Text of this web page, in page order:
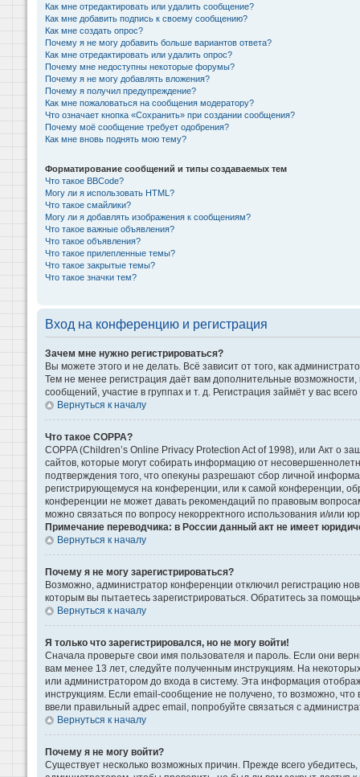
Как мне отредактировать или удалить сообщение?
Как мне добавить подпись к своему сообщению?
Как мне создать опрос?
Почему я не могу добавить больше вариантов ответа?
Как мне отредактировать или удалить опрос?
Почему мне недоступны некоторые форумы?
Почему я не могу добавлять вложения?
Почему я получил предупреждение?
Как мне пожаловаться на сообщения модератору?
Что означает кнопка «Сохранить» при создании сообщения?
Почему моё сообщение требует одобрения?
Как мне вновь поднять мою тему?
Форматирование сообщений и типы создаваемых тем
Что такое BBCode?
Могу ли я использовать HTML?
Что такое смайлики?
Могу ли я добавлять изображения к сообщениям?
Что такое важные объявления?
Что такое объявления?
Что такое прилепленные темы?
Что такое закрытые темы?
Что такое значки тем?
Вход на конференцию и регистрация
Зачем мне нужно регистрироваться?
Вы можете этого и не делать. Всё зависит от того, как
Тем не менее регистрация даёт вам дополнительные
сообщений, участие в группах и т. д. Регистрация займёт у вас
Вернуться к началу
Что такое COPPA?
COPPA (Children’s Online Privacy Protection Act of 1998), или Акт о
сайтов, которые могут собирать информацию от
подтверждения того, что опекуны разрешают сбор личной
регистрирующемуся на конференции, или к самой конференции,
конференции не может давать рекомендаций по правовым
можно связаться по вопросу некорректного использования и/или
Примечание переводчика: в России данный акт не имеет
Вернуться к началу
Почему я не могу зарегистрироваться?
Возможно, администратор конференции отключил регистрацию
которым вы пытаетесь зарегистрироваться. Обратитесь за
Вернуться к началу
Я только что зарегистрировался, но не могу войти!
Сначала проверьте свои имя пользователя и пароль. Если они
вам менее 13 лет, следуйте полученным инструкциям. На
или администратором до входа в систему. Эта информация
инструкциям. Если email-сообщение не получено, то возможно,
ввели правильный адрес email, попробуйте связаться с
Вернуться к началу
Почему я не могу войти?
Существует несколько возможных причин. Прежде всего